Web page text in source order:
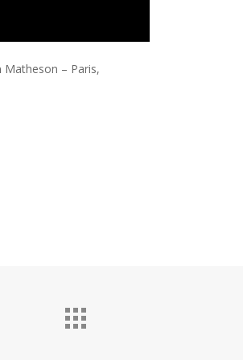
Matheson – Paris,